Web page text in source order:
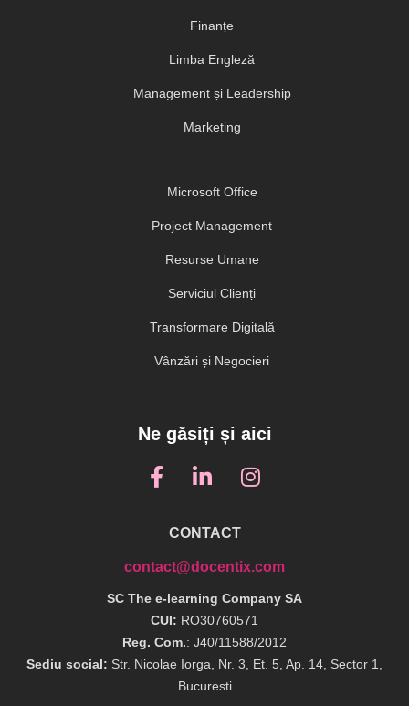
Finanțe
Limba Engleză
Management și Leadership
Marketing
Microsoft Office
Project Management
Resurse Umane
Serviciul Clienți
Transformare Digitală
Vânzări și Negocieri
Ne găsiți și aici
CONTACT
contact@docentix.com
SC The e-learning Company SA
CUI: RO30760571
Reg. Com.: J40/11588/2012
Sediu social: Str. Nicolae Iorga, Nr. 3, Et. 5, Ap. 14, Sector 1,
Bucuresti